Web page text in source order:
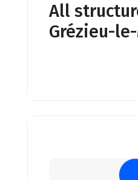
nous invitons
personnes
All
Grézieu-